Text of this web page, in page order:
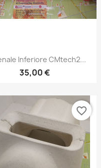
Inferiore CMtech2...
35,00 €
favorite_border